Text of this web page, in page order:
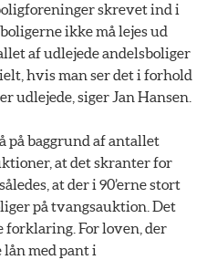
skrevet ind i
ikke må lejes ud
af udlejede andelsboliger
hvis man ser det i forhold
udlejede, siger Jan Hansen.
på baggrund af antallet
at det skranter for
at der i 90’erne stort
på tvangsauktion. Det
For loven, der
lån med pant i